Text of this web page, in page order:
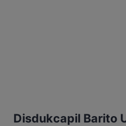
Disdukcapil Barito